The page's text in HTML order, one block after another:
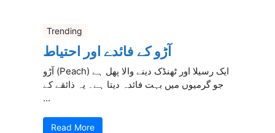
Trending
آڑو کے فائدے اور احتیاط
آڑو (Peach) ایک رسیلا اور ٹھنڈک دینے والا پھل ہے
جو گرمیوں میں بہت فائدہ دیتا ہے۔ یہ ذائقے کے
...
Read More